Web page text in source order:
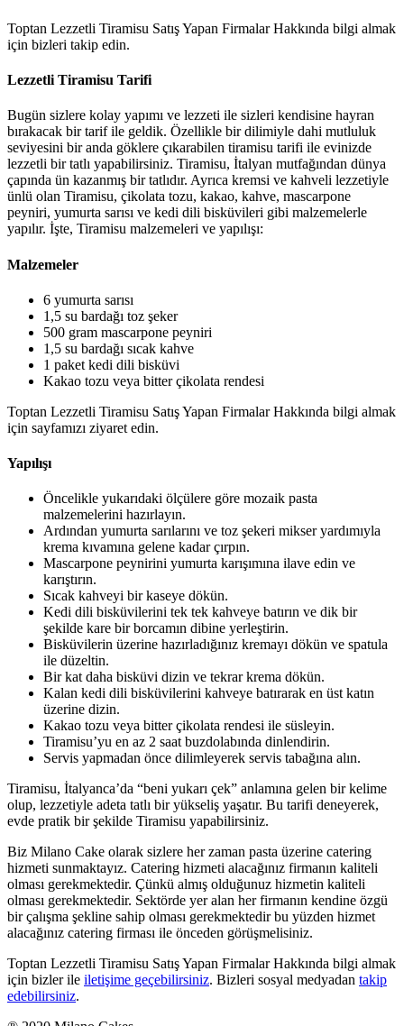
Toptan Lezzetli Tiramisu Satış Yapan Firmalar Hakkında bilgi almak
için bizleri takip edin.
Lezzetli Tiramisu Tarifi
Bugün sizlere kolay yapımı ve lezzeti ile sizleri kendisine hayran
bırakacak bir tarif ile geldik. Özellikle bir dilimiyle dahi mutluluk
seviyesini bir anda göklere çıkarabilen tiramisu tarifi ile evinizde
lezzetli bir tatlı yapabilirsiniz. Tiramisu, İtalyan mutfağından dünya
çapında ün kazanmış bir tatlıdır. Ayrıca kremsi ve kahveli lezzetiyle
ünlü olan Tiramisu, çikolata tozu, kakao, kahve, mascarpone
peyniri, yumurta sarısı ve kedi dili bisküvileri gibi malzemelerle
yapılır. İşte, Tiramisu malzemeleri ve yapılışı:
Malzemeler
6 yumurta sarısı
1,5 su bardağı toz şeker
500 gram mascarpone peyniri
1,5 su bardağı sıcak kahve
1 paket kedi dili bisküvi
Kakao tozu veya bitter çikolata rendesi
Toptan Lezzetli Tiramisu Satış Yapan Firmalar Hakkında bilgi almak
için sayfamızı ziyaret edin.
Yapılışı
Öncelikle yukarıdaki ölçülere göre mozaik pasta
malzemelerini hazırlayın.
Ardından yumurta sarılarını ve toz şekeri mikser yardımıyla
krema kıvamına gelene kadar çırpın.
Mascarpone peynirini yumurta karışımına ilave edin ve
karıştırın.
Sıcak kahveyi bir kaseye dökün.
Kedi dili bisküvilerini tek tek kahveye batırın ve dik bir
şekilde kare bir borcamın dibine yerleştirin.
Bisküvilerin üzerine hazırladığınız kremayı dökün ve spatula
ile düzeltin.
Bir kat daha bisküvi dizin ve tekrar krema dökün.
Kalan kedi dili bisküvilerini kahveye batırarak en üst katın
üzerine dizin.
Kakao tozu veya bitter çikolata rendesi ile süsleyin.
Tiramisu’yu en az 2 saat buzdolabında dinlendirin.
Servis yapmadan önce dilimleyerek servis tabağına alın.
Tiramisu, İtalyanca’da “beni yukarı çek” anlamına gelen bir kelime
olup, lezzetiyle adeta tatlı bir yükseliş yaşatır. Bu tarifi deneyerek,
evde pratik bir şekilde Tiramisu yapabilirsiniz.
Biz Milano Cake olarak sizlere her zaman pasta üzerine catering
hizmeti sunmaktayız. Catering hizmeti alacağınız firmanın kaliteli
olması gerekmektedir. Çünkü almış olduğunuz hizmetin kaliteli
olması gerekmektedir. Sektörde yer alan her firmanın kendine özgü
bir çalışma şekline sahip olması gerekmektedir bu yüzden hizmet
alacağınız catering firması ile önceden görüşmelisiniz.
Toptan Lezzetli Tiramisu Satış Yapan Firmalar Hakkında bilgi almak
için bizler ile iletişime geçebilirsiniz. Bizleri sosyal medyadan takip
edebilirsiniz.